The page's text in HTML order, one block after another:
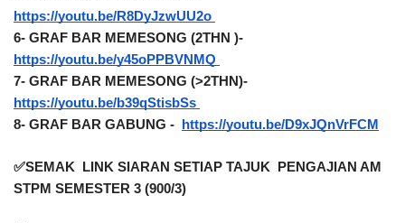
https://youtu.be/R8DyJzwUU2o
https://youtu.be/y45oPPBVNMQ
https://youtu.be/b39qStisbSs
8- GRAF BAR GABUNG -
https://youtu.be/D9xJQnVrFCM
✅SEMAK  LINK SIARAN SETIAP TAJUK  PENGAJIAN AM
STPM SEMESTER 3 (900/3)